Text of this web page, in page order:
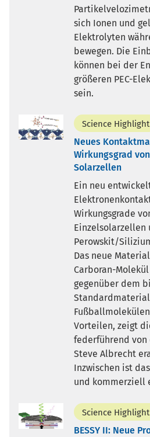
sich Ionen und
Elektrolyten
bewegen. Die
können bei der
größeren PEC-
sein.
Science Highlight
Neues
Wirkungsgrad
Solarzellen
Ein neu
Wirkungsgrade
Einzelsolarzellen
Perowskit/
Das neue
Carboran-
gegenüber dem
Standardmaterial
Vorteilen, zeigt
federführend von
Steve Albrecht
Inzwischen ist
und kommerziell
Science Highlight
BESSY II: Neue